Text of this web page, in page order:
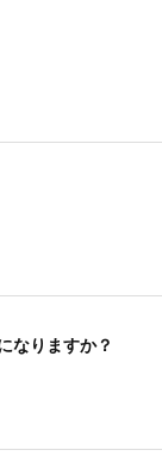
なりますか？